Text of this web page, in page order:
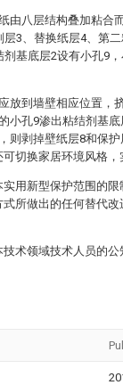
由八层结构叠加粘合
3、替换纸层4、第
基底层2设有小孔9
放到墙壁相应位置，
小孔9渗出粘结剂基
则剥掉壁纸层8和保
切换家居环境风格，
用新型保护范围的
所做出的任何替代
术领域技术人员的公